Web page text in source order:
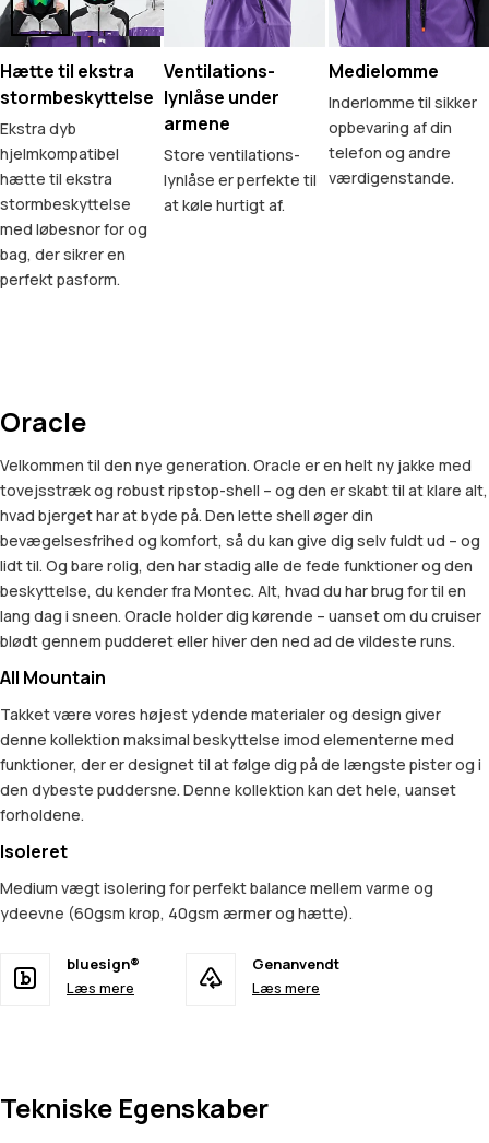
Hætte til ekstra
stormbeskyttelse
Ekstra dyb
hjelmkompatibel
hætte til ekstra
stormbeskyttelse
med løbesnor for og
bag, der sikrer en
perfekt pasform.
Ventilations-
lynlåse under
armene
Store ventilations-
lynlåse er perfekte til
at køle hurtigt af.
Medielomme
Inderlomme til sikker
opbevaring af din
telefon og andre
værdigenstande.
Oracle
Velkommen til den nye generation. Oracle er en helt ny jakke med
tovejsstræk og robust ripstop-shell – og den er skabt til at klare alt,
hvad bjerget har at byde på. Den lette shell øger din
bevægelsesfrihed og komfort, så du kan give dig selv fuldt ud – og
lidt til. Og bare rolig, den har stadig alle de fede funktioner og den
beskyttelse, du kender fra Montec. Alt, hvad du har brug for til en
lang dag i sneen. Oracle holder dig kørende – uanset om du cruiser
blødt gennem pudderet eller hiver den ned ad de vildeste runs.
All Mountain
Takket være vores højest ydende materialer og design giver
denne kollektion maksimal beskyttelse imod elementerne med
funktioner, der er designet til at følge dig på de længste pister og i
den dybeste puddersne. Denne kollektion kan det hele, uanset
forholdene.
Isoleret
Medium vægt isolering for perfekt balance mellem varme og
ydeevne (60gsm krop, 40gsm ærmer og hætte).
bluesign®
Læs mere
Genanvendt
Læs mere
Tekniske Egenskaber